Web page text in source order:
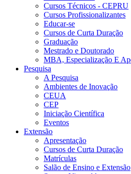
Cursos Técnicos - CEPRU
Cursos Profissionalizantes
Educar-se
Cursos de Curta Duração
Graduação
Mestrado e Doutorado
MBA, Especialização E
Pesquisa
A Pesquisa
Ambientes de Inovação
CEUA
CEP
Iniciação Científica
Eventos
Extensão
Apresentação
Cursos de Curta Duração
Matrículas
Salão de Ensino e Extensão